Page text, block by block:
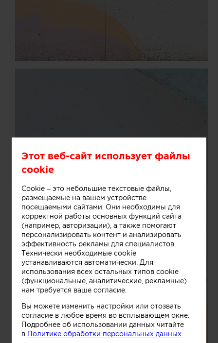
Этот веб-сайт использует файлы
cookie
Cookie – это небольшие текстовые файлы,
размещаемые на вашем устройстве
посещаемыми сайтами. Они необходимы для
корректной работы основных функций сайта
(например, авторизации), а также помогают
персонализировать контент и анализировать
эффективность рекламы для специалистов.
Технически необходимые cookie
устанавливаются автоматически. Для
использования всех остальных типов cookie
(функциональные, аналитические, рекламные)
нам требуется ваше согласие.
Вы можете изменить настройки или отозвать
согласие в любое время во всплывающем окне.
Подробнее об использовании данных читайте
в Политике обработки персональных данных.